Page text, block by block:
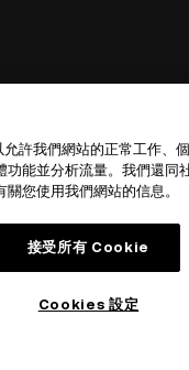
許我們網站的正常工作、
功能並分析流量。我們還同
您使用我們網站的信息。
接受所有 Cookie
Cookies 設定